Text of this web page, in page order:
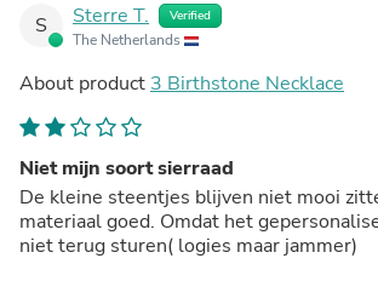
S Sterre T. Verified
The Netherlands
About product 3 Birthstone Necklace
Niet mijn soort sierraad
De kleine steentjes blijven niet mooi
materiaal goed. Omdat het
niet terug sturen( logies maar jammer)